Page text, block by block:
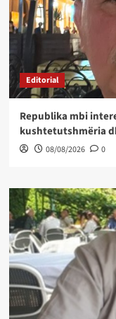
Editorial
Republika mbi
kushtetutshmëria
08/08/2026 0